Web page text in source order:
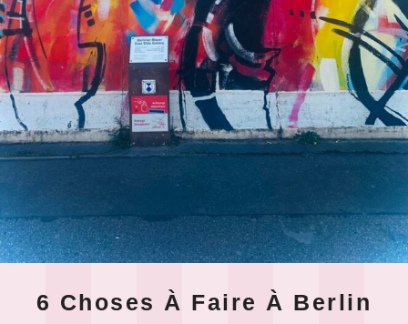
6 Choses À Faire À Berlin